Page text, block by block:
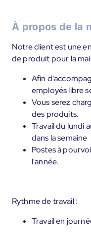
À propos de la
Notre client est une
de produit pour la
Afin
employés libre
Vous serez
des produits.
Travail du lundi
dans la semaine
Postes à
l'année.
Rythme de travail :
Travail en